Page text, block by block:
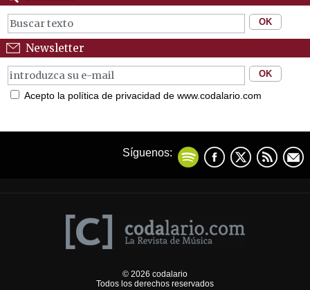
Newsletter
Acepto la política de privacidad de www.codalario.com
Síguenos:
© 2026 codalario
Todos los derechos reservados